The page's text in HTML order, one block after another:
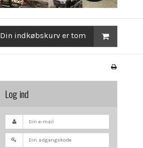
Din indkøbskurv er tom
Log ind